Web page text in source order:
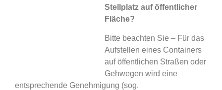
Stellplatz auf öffentlicher
Fläche?
Bitte beachten Sie – Für das
Aufstellen eines Containers
auf öffentlichen Straßen oder
Gehwegen wird eine
entsprechende Genehmigung (sog.